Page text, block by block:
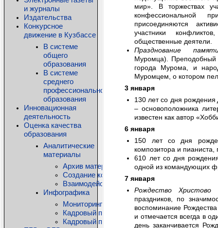
и журналы
Издательства
Конкурсное
движение в Кузбассе
В системе
общего
образования
В системе
среднего
профессионального
образования
Инновационная
деятельность
Оценка качества
образования
Аналитические
материалы
Архив материалов
Создание комфортной образовательной
Взаимодействие детского сада и семьи:
Инфографика
Мониторинг состояния общего образования
Кадровый потенциал системы дошкольного
Кадровый потенциал системы
мир». В торжествах
конфессиональной
присоединяются
участники
общественные деятели.
Празднование
Муромца).
города Мурома, и
Муромцем, о котором
3 января
130 лет со дня рождения
– основоположника
известен как автор
6 января
150 лет со дня
композитора и пианиста,
610 лет со дня
одной из командующих
7 января
Рождество Христово
праздников, по
воспоминание
и отмечается всегда в
день заканчивается